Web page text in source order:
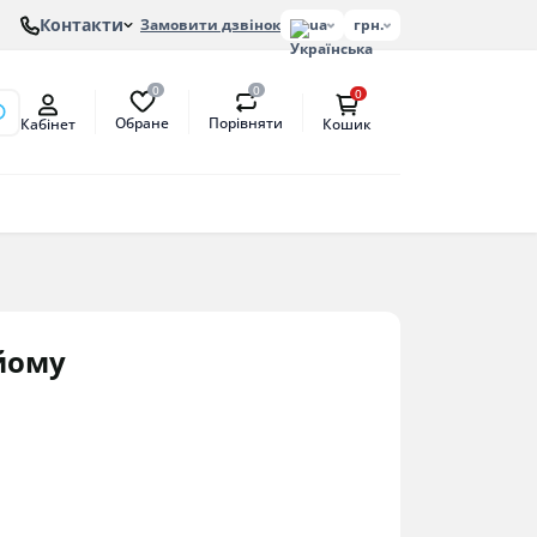
Контакти Замовити дзвінок ua грн.
Кабінет
0
Обране
0
Порівняти
0
Кошик